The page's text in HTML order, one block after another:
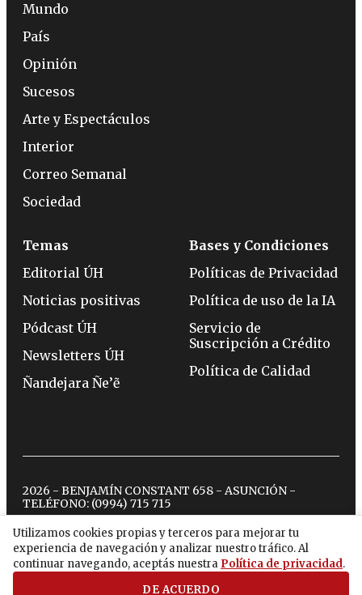
Utilizamos cookies propias y terceros para mejorar tu
experiencia de navegación y analizar nuestro tráfico. Al
continuar navegando, aceptás nuestra Política de privacidad.
DE ACUERDO
Mundo
País
Opinión
Sucesos
Arte y Espectáculos
Interior
Correo Semanal
Sociedad
Temas
Editorial ÚH
Noticias positivas
Pódcast ÚH
Newsletters ÚH
Ñandejara Ñe’ẽ
Bases y Condiciones
Políticas de Privacidad
Política de uso de la IA
Servicio de
Suscripción a Crédito
Política de Calidad
2026 - BENJAMÍN CONSTANT 658 - ASUNCIÓN -
TELÉFONO: (0994) 715 715
twitterinstagram
facebook
tiktokyoutubespotify